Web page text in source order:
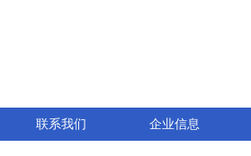
联系我们 企业信息